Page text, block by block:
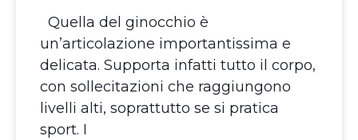
Quella del ginocchio è
un’articolazione importantissima e
delicata. Supporta infatti tutto il corpo,
con sollecitazioni che raggiungono
livelli alti, soprattutto se si pratica
sport. I